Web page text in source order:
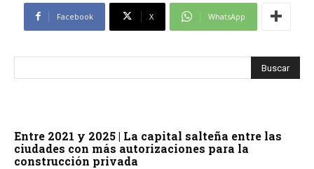
Facebook X WhatsApp
Entre 2021 y 2025 | La capital salteña entre las
ciudades con más autorizaciones para la
construcción privada